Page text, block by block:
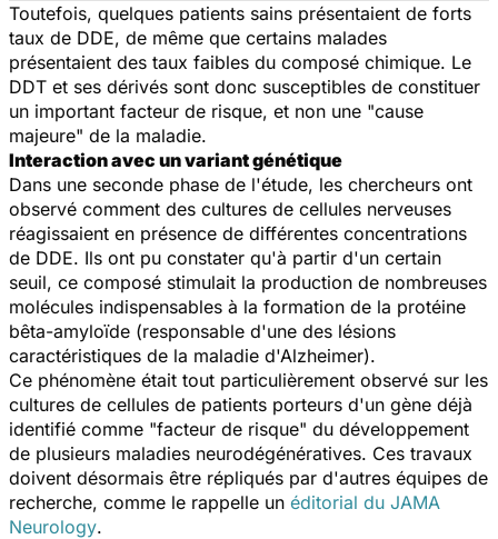
Toutefois, quelques patients sains présentaient de forts
taux de DDE, de même que certains malades
présentaient des taux faibles du composé chimique. Le
DDT et ses dérivés sont donc susceptibles de constituer
un important facteur de risque, et non une "cause
majeure" de la maladie.
Interaction avec un variant génétique
Dans une seconde phase de l'étude, les chercheurs ont
observé comment des cultures de cellules nerveuses
réagissaient en présence de différentes concentrations
de DDE. Ils ont pu constater qu'à partir d'un certain
seuil, ce composé stimulait la production de nombreuses
molécules indispensables à la formation de la protéine
bêta-amyloïde (responsable d'une des lésions
caractéristiques de la maladie d'Alzheimer).
Ce phénomène était tout particulièrement observé sur les
cultures de cellules de patients porteurs d'un gène déjà
identifié comme "facteur de risque" du développement
de plusieurs maladies neurodégénératives. Ces travaux
doivent désormais être répliqués par d'autres équipes de
recherche, comme le rappelle un éditorial du JAMA
Neurology.